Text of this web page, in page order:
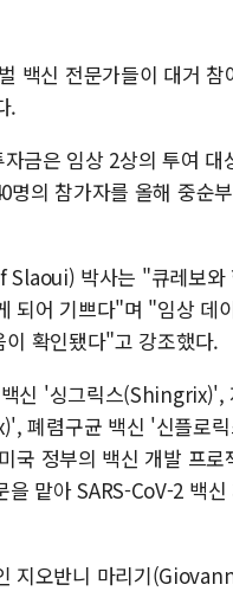
백신 전문가들이 대거 참
.
금은 임상 2상의 투여 대
의 참가자를 올해 중순
박사는 "큐레보와
되어 기쁘다"며 "임상 데
확인됐다"고 강조했다.
신 '싱그릭스(Shingrix)',
폐렴구균 백신 '신플로
국 정부의 백신 개발 프
맡아 SARS-CoV-2 백신
지오반니 마리기